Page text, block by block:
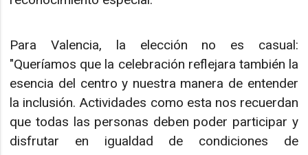
Para Valencia, la elección no es casual:
"Queríamos que la celebración reflejara también la
esencia del centro y nuestra manera de entender
la inclusión. Actividades como esta nos recuerdan
que todas las personas deben poder participar y
disfrutar en igualdad de condiciones de